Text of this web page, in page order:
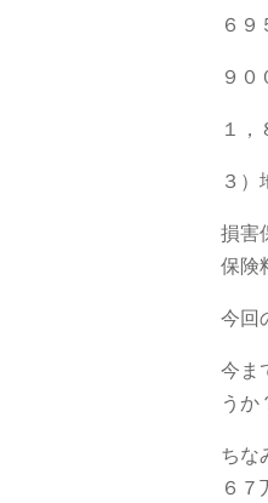
６
９
１
３）
損害
保険
今回
今ま
うか
ちな
６７